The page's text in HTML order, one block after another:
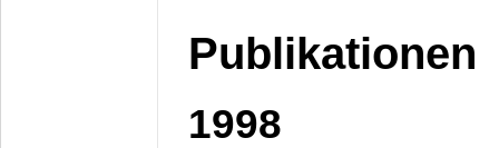
Publikationen
1998